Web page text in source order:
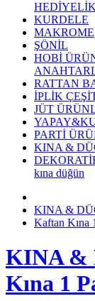
KURDELE
MAKROME
ŞÖNİL
HOBİ
RATTAN
İPLİK
JÜT
PARTİ
KINA &
kına düğün
KINA &
Kaftan Kına
KINA &
Kına 1